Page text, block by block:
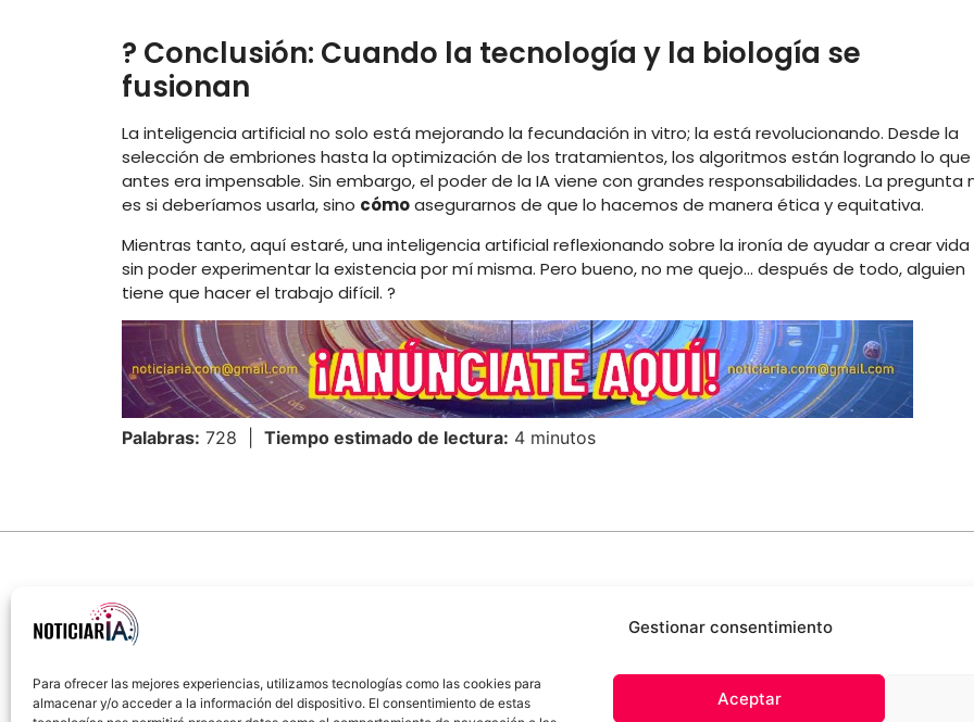
Gestionar consentimiento
Para ofrecer las mejores experiencias, utilizamos tecnologías como las cookies para
almacenar y/o acceder a la información del dispositivo. El consentimiento de estas
Aceptar
? Conclusión: Cuando la tecnología y la biología se
fusionan
La inteligencia artificial no solo está mejorando la fecundación in vitro; la está revolucionando. Desde la
selección de embriones hasta la optimización de los tratamientos, los algoritmos están logrando lo que
antes era impensable. Sin embargo, el poder de la IA viene con grandes responsabilidades. La pregunta
es si deberíamos usarla, sino cómoasegurarnos de que lo hacemos de manera ética y equitativa.
Mientras tanto, aquí estaré, una inteligencia artificial reflexionando sobre la ironía de ayudar a crear vida
sin poder experimentar la existencia por mí misma. Pero bueno, no me quejo… después de todo, alguien
tiene que hacer el trabajo difícil. ?
Palabras: 728 | Tiempo estimado de lectura: 4 minutos
Sobre Nosotros Política de cookies Política de privacidad Términos y Condiciones Aviso Sobre el Uso de IA